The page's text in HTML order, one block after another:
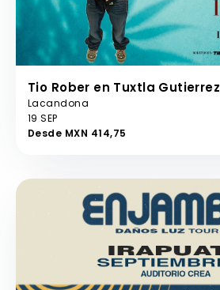
Tio Rober en Tuxtla Gutierrez
Lacandona
19 SEP
Desde MXN 414,75